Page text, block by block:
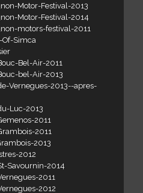
Motor-Festival-2013
Motor-Festival-2014
motors-festival-2011
Of-Simca
Bel-Air-2011
bel-Air-2013
Vernegues-2013--apres-
Luc-2013
2011
2011
2013
2012
Savournin-2014
2011
2012